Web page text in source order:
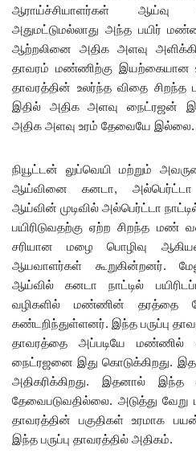
ஆராய்ச்சியாளர்கள் ஆய்வு
அதுமட்டுமல்லாது அந்த பயிர்
ஆற்றலினை அதிக அளவு
தாவரம் மண்ணிற்கு இயற்கையான
தாவரத்தின் உலர்ந்த விதை சிறந்த
இதில் அதிக அளவு நைட்ரஜன்
அதிக அளவு உரம் தேவையே இல்லை.
நியூட்டன் லுப்வெயி மற்றும்
ஆய்வினை கனடா, அல்பெர்ட்டா
ஆய்வின் முடிவில் அல்பெர்ட்டா
பயிரிடுவதற்கு ஏற்ற சிறந்த மண்
சரியான மழை பொழிவு
ஆயவாளர்கள் கூறுகின்றனர்.
ஆய்வில் கனடா நாட்டில்
வழிகளில் மண்ணின் தரத்தை
கண்டறிந்துள்ளனர். இந்த பருப்பு
தாவரத்தை அப்படியே மண்ணில்
நைட்ரஜனை இது கொடுக்கிறது.
அதிகரிக்கிறது. இதனால்
தேவைபடுவதில்லை. அடுத்து வேறு
தாவரத்தின் பகுதிகள் உரமாக
இந்த பருப்பு தாவரத்தில் அதிகம்.